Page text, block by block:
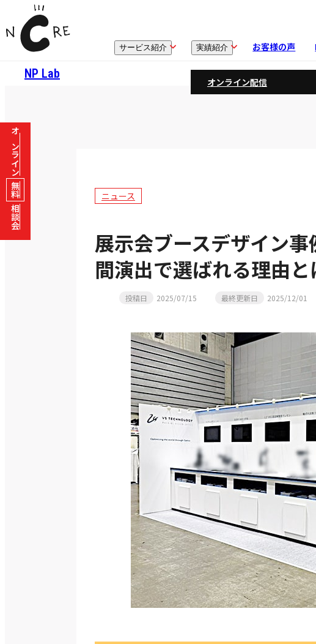
サービス紹介 実績紹介 お客様の声
NP Lab
オンライン配信
ニュース
展示会ブースデザイン
間演出で選ばれる理由と
投稿日 2025/07/15 最終更新日 2025/12/01
オンライン
無料
相談会